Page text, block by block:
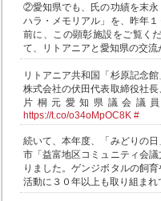
②愛知県でも、氏の功績を末
ハラ・メモリアル」を、昨年
前に、この顕彰施設をご覧く
て、リトアニアと愛知県の交
リトアニア共和国「杉原記念
株式会社の伏田代表取締役社
片桐元愛知県議会議
https://t.co/o34oMpOC8K #
続いて、本年度、「みどりの
市「益富地区コミュニティ会
りました。ゲンジボタルの飼
活動に３０年以上も取り組ま